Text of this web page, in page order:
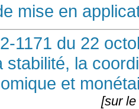
mise en
1171 du 22
stabilité, la
et
[sur